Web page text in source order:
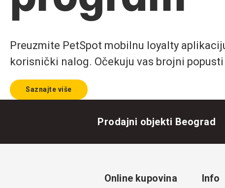
Preuzmite PetSpot mobilnu loyalty
korisnički nalog. Očekuju vas brojni
Saznajte više
Prodajni objekti Beograd
Online kupovina Info